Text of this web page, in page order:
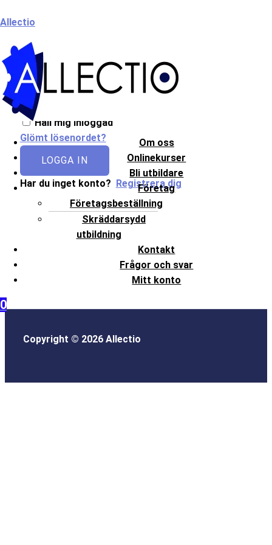
till
Allectio
Om oss
Onlinekurser
Bli utbildare
Företag
Företagsbeställning
Skräddarsydd
utbildning
Kontakt
Frågor och svar
Mitt konto
0
Välkommen till Allectio!
Håll mig inloggad
Glömt lösenordet?
LOGGA IN
Har du inget konto? Registrera dig
Copyright © 2026 Allectio